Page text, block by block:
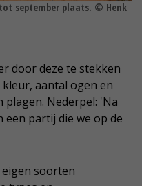
september plaats. © Henk
door deze te stekken
aantal ogen en
Nederpel: 'Na
partij die we op de
soorten